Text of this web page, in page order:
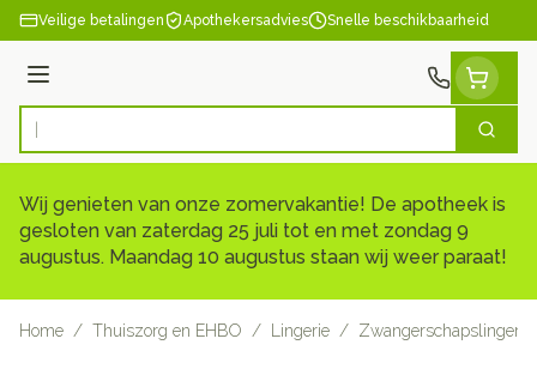
Ga naar de inhoud
Veilige betalingen Apothekersadvies Snelle beschikbaarheid
Menu
Product, merk, categorie... Zoek
Wij genieten van onze zomervakantie! De apotheek is
gesloten van zaterdag 25 juli tot en met zondag 9
augustus. Maandag 10 augustus staan wij weer paraat!
Home / Thuiszorg en EHBO / Lingerie / Zwangerschapslingerie